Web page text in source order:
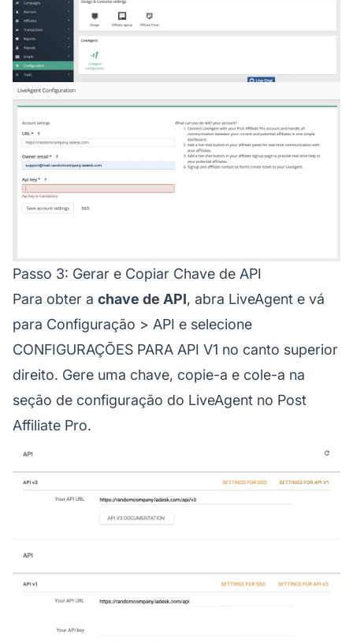
Passo 3: Gerar e Copiar Chave de API
Para obter a chave de API, abra LiveAgent e vá
para Configuração > API e selecione
CONFIGURAÇÕES PARA API V1 no canto superior
direito. Gere uma chave, copie-a e cole-a na
seção de configuração do LiveAgent no Post
Affiliate Pro.